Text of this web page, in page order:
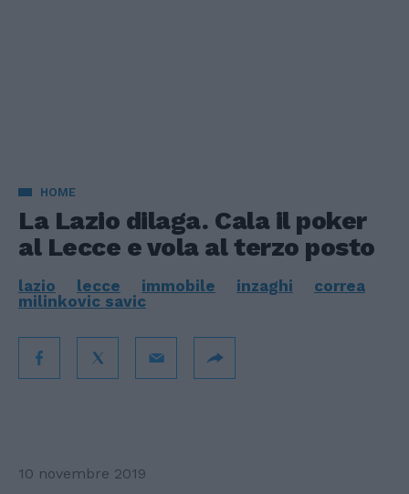
HOME
La Lazio dilaga. Cala il poker
al Lecce e vola al terzo posto
lazio lecce immobile inzaghi
correa
milinkovic savic
10 novembre 2019